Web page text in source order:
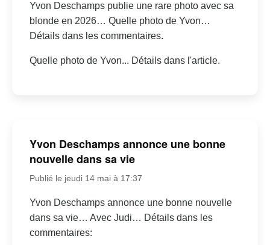
Yvon Deschamps publie une rare photo avec sa
blonde en 2026… Quelle photo de Yvon…
Détails dans les commentaires.
Quelle photo de Yvon... Détails dans l'article.
Yvon Deschamps annonce une bonne
nouvelle dans sa vie
Publié le jeudi 14 mai à 17:37
Yvon Deschamps annonce une bonne nouvelle
dans sa vie… Avec Judi… Détails dans les
commentaires: